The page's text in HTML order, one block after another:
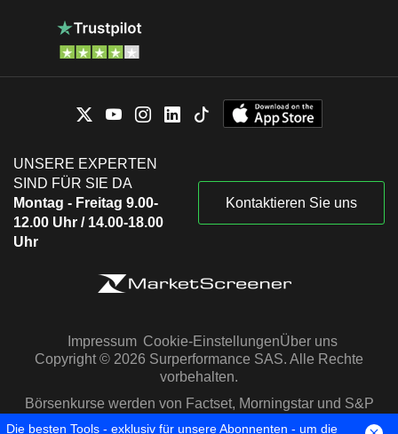
UNSERE EXPERTEN
SIND FÜR SIE DA
Montag - Freitag 9.00-
12.00 Uhr / 14.00-18.00
Uhr
Kontaktieren Sie uns
Impressum Cookie-EinstellungenÜber uns
Copyright © 2026 Surperformance SAS. Alle Rechte
vorbehalten.
Börsenkurse werden von Factset, Morningstar und S&P
Capital IQ zur Verfügung gestellt
Die besten Tools - exklusiv für unsere Abonnenten - um die